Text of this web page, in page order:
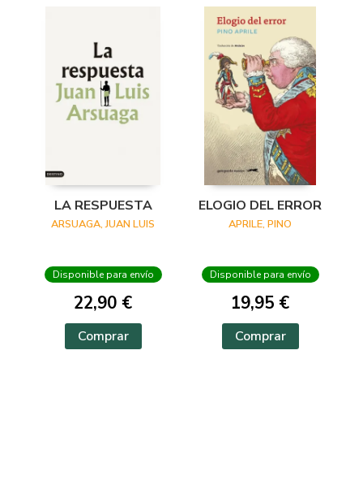
LA RESPUESTA
ARSUAGA, JUAN LUIS
Disponible para envío
22,90 €
Comprar
ELOGIO DEL ERROR
APRILE, PINO
Disponible para envío
19,95 €
Comprar